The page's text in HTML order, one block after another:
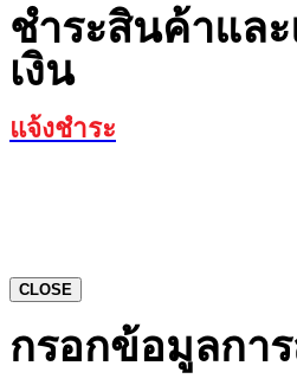
ชำระสินค้าแล
เงิน
แจ้งชำระ
CLOSE
กรอกข้อมูลกา